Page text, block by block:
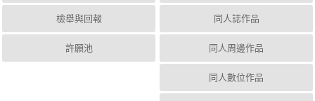
檢舉與回報
許願池
同人誌作品
同人周邊作品
同人數位作品